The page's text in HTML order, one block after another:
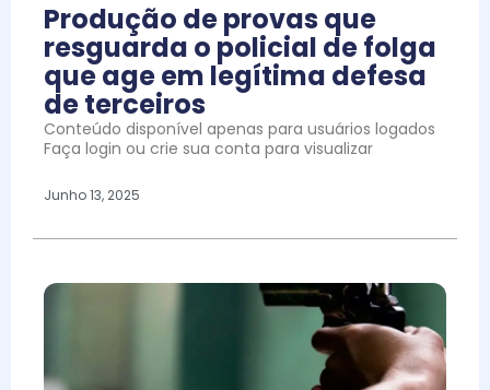
Produção de provas que
resguarda o policial de folga
que age em legítima defesa
de terceiros
Conteúdo disponível apenas para usuários logados
Faça login ou crie sua conta para visualizar
Junho 13, 2025